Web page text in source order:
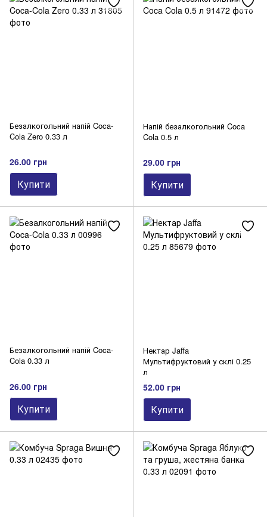
Безалкогольний напій Coca-
Cola Zero 0.33 л
26.00 грн
Купити
Напій безалкогольний Coca
Cola 0.5 л
29.00 грн
Купити
Безалкогольний напій Coca-
Cola 0.33 л
26.00 грн
Купити
Нектар Jaffa
Мультифруктовий у склі 0.25
л
52.00 грн
Купити